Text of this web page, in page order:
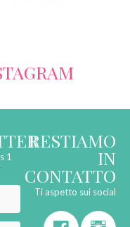
1
RESTIAMO
IN
CONTATTO
Ti aspetto sui social